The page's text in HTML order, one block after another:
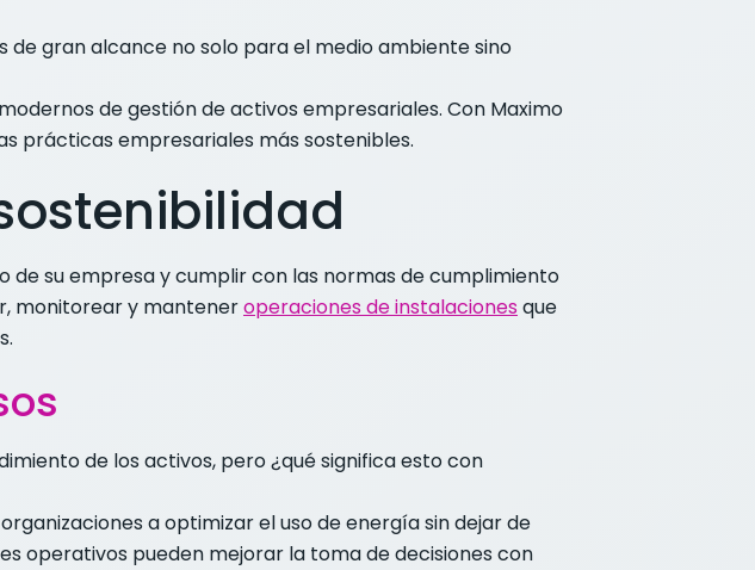
gran alcance no solo para el medio ambiente sino
de gestión de activos empresariales. Con Maximo
prácticas empresariales más sostenibles.
de su empresa y cumplir con las normas de cumplimiento
monitorear y manteneroperaciones de instalacionesque
de los activos, pero ¿qué significa esto con
a optimizar el uso de energía sin dejar de
operativos pueden mejorar la toma de decisiones con